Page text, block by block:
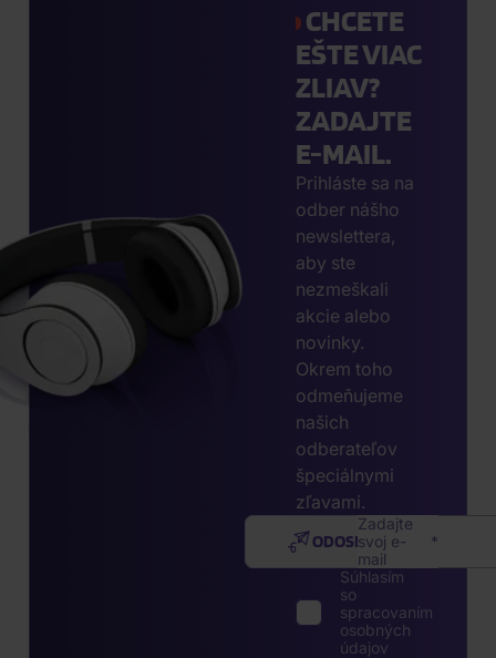
CHCETE
EŠTE VIAC
ZLIAV?
ZADAJTE
E-MAIL.
Prihláste sa na
odber nášho
newslettera,
aby ste
nezmeškali
akcie alebo
novinky.
Okrem toho
odmeňujeme
našich
odberateľov
špeciálnymi
zľavami.
Zadajte
svoj e-
mail
ODOSLAŤ
Súhlasím
so
spracovaním
osobných
údajov